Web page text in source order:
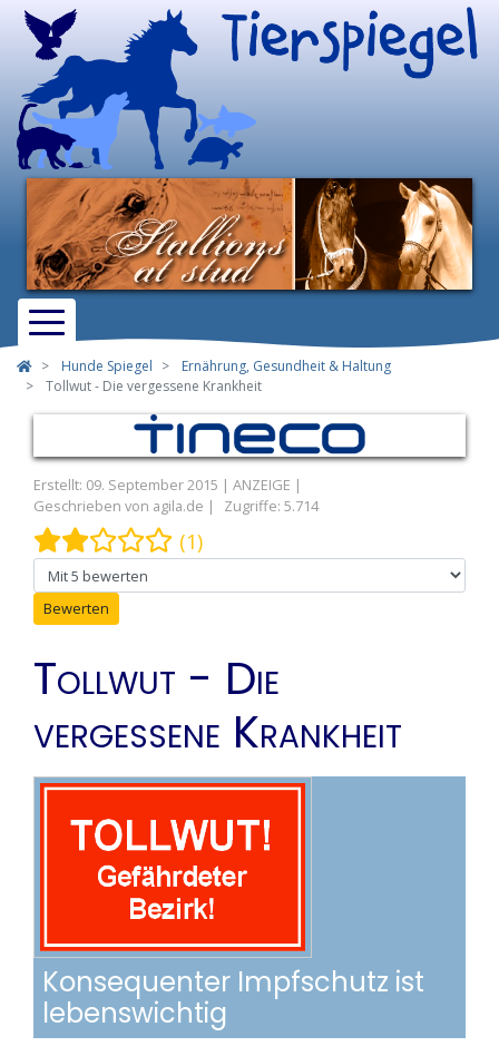
Hunde Spiegel
Ernährung, Gesundheit & Haltung
Tollwut - Die vergessene Krankheit
Erstellt: 09. September 2015
Geschrieben von agila.de Zugriffe: 5.714
Bewertung:2/5 (1)
Bitte bewerten
Tollwut - Die
vergessene Krankheit
Konsequenter Impfschutz ist
lebenswichtig